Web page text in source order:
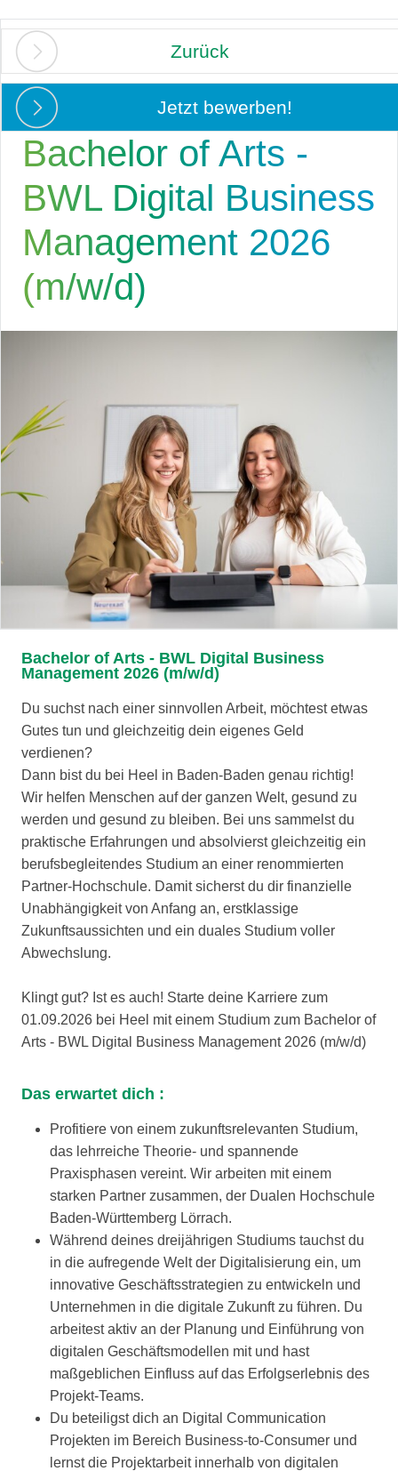
Zurück
Jetzt bewerben!
Bachelor of Arts -
BWL Digital Business
Management 2026
(m/w/d)
Bachelor of Arts - BWL Digital Business
Management 2026 (m/w/d)
Du suchst nach einer sinnvollen Arbeit, möchtest etwas
Gutes tun und gleichzeitig dein eigenes Geld
verdienen?
Dann bist du bei Heel in Baden-Baden genau richtig!
Wir helfen Menschen auf der ganzen Welt, gesund zu
werden und gesund zu bleiben. Bei uns sammelst du
praktische Erfahrungen und absolvierst gleichzeitig ein
berufsbegleitendes Studium an einer renommierten
Partner-Hochschule. Damit sicherst du dir finanzielle
Unabhängigkeit von Anfang an, erstklassige
Zukunftsaussichten und ein duales Studium voller
Abwechslung.
Klingt gut? Ist es auch! Starte deine Karriere zum
01.09.2026 bei Heel mit einem Studium zum Bachelor of
Arts - BWL Digital Business Management 2026 (m/w/d)
Das erwartet dich :
Profitiere von einem zukunftsrelevanten Studium,
das lehrreiche Theorie- und spannende
Praxisphasen vereint. Wir arbeiten mit einem
starken Partner zusammen, der Dualen Hochschule
Baden-Württemberg Lörrach.
Während deines dreijährigen Studiums tauchst du
in die aufregende Welt der Digitalisierung ein, um
innovative Geschäftsstrategien zu entwickeln und
Unternehmen in die digitale Zukunft zu führen. Du
arbeitest aktiv an der Planung und Einführung von
digitalen Geschäftsmodellen mit und hast
maßgeblichen Einfluss auf das Erfolgserlebnis des
Projekt-Teams.
Du beteiligst dich an Digital Communication
Projekten im Bereich Business-to-Consumer und
lernst die Projektarbeit innerhalb von digitalen